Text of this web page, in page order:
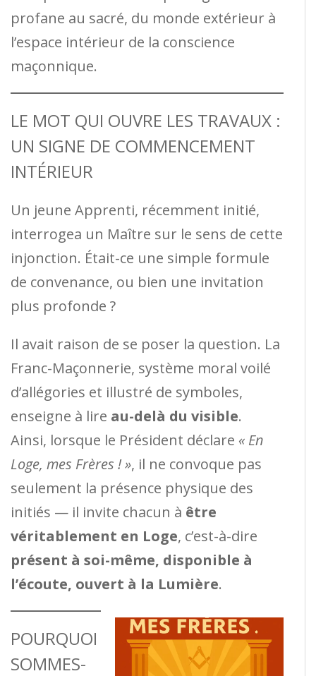
profane au sacré, du monde extérieur à
l’espace intérieur de la conscience
maçonnique.
LE MOT QUI OUVRE LES TRAVAUX :
UN SIGNE DE COMMENCEMENT
INTÉRIEUR
Un jeune Apprenti, récemment initié,
interrogea un Maître sur le sens de cette
injonction. Était-ce une simple formule
de convenance, ou bien une invitation
plus profonde ?
Il avait raison de se poser la question. La
Franc-Maçonnerie, système moral voilé
d’allégories et illustré de symboles,
enseigne à lire au-delà du visible.
Ainsi, lorsque le Président déclare « En
Loge, mes Frères ! », il ne convoque pas
seulement la présence physique des
initiés — il invite chacun à être
véritablement en Loge, c’est-à-dire
présent à soi-même, disponible à
l’écoute, ouvert à la Lumière.
POURQUOI
SOMMES-